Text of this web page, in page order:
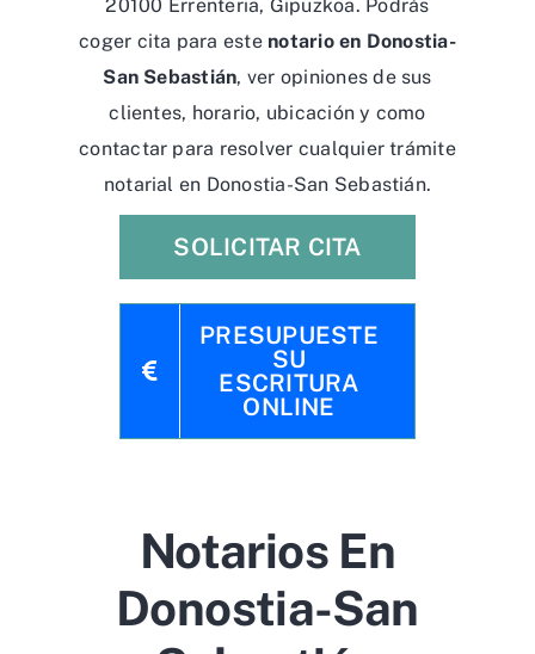
20100 Errenteria, Gipuzkoa. Podrás
coger cita para este notario en Donostia-
San Sebastián, ver opiniones de sus
clientes, horario, ubicación y como
contactar para resolver cualquier trámite
notarial en Donostia-San Sebastián.
SOLICITAR CITA
PRESUPUESTE
SU
ESCRITURA
ONLINE
Notarios En
Donostia-San